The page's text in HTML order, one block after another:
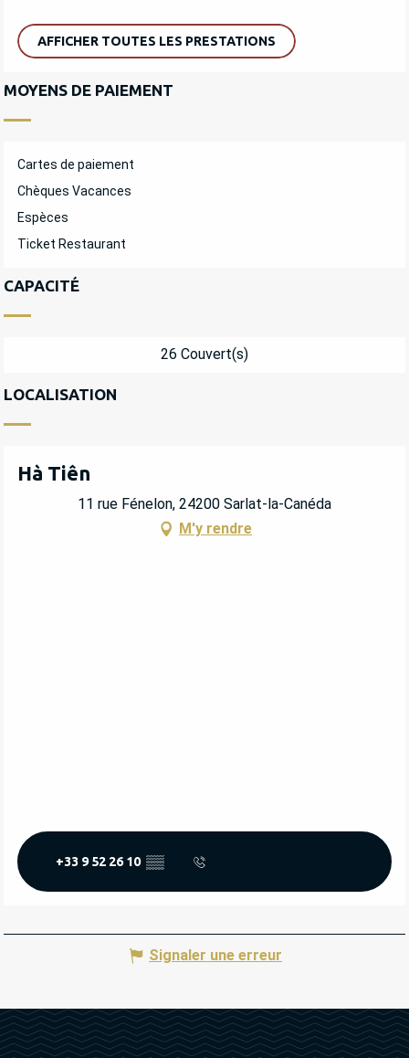
AFFICHER TOUTES LES PRESTATIONS
MOYENS DE PAIEMENT
Cartes de paiement
Chèques Vacances
Espèces
Ticket Restaurant
CAPACITÉ
26 Couvert(s)
LOCALISATION
Hà Tiên
11 rue Fénelon, 24200 Sarlat-la-Canéda
M'y rendre
+33 9 52 26 10 ▒▒
Signaler une erreur